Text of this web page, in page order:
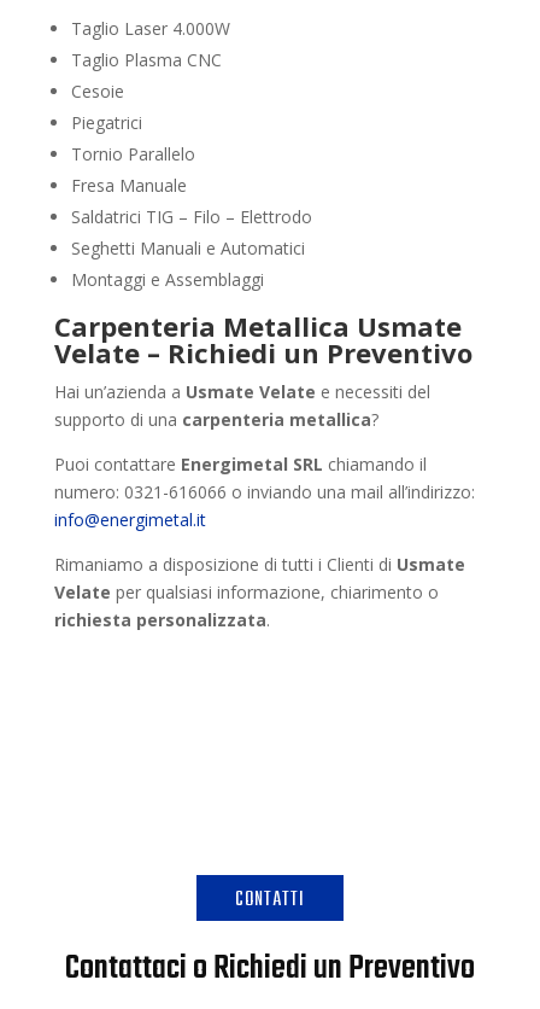
Taglio Laser 4.000W
Taglio Plasma CNC
Cesoie
Piegatrici
Tornio Parallelo
Fresa Manuale
Saldatrici TIG – Filo – Elettrodo
Seghetti Manuali e Automatici
Montaggi e Assemblaggi
Carpenteria Metallica Usmate
Velate – Richiedi un Preventivo
Hai un’azienda a Usmate Velate e necessiti del
supporto di una carpenteria metallica?
Puoi contattare Energimetal SRL chiamando il
numero: 0321-616066 o inviando una mail all’indirizzo:
info@energimetal.it
Rimaniamo a disposizione di tutti i Clienti di Usmate
Velate per qualsiasi informazione, chiarimento o
richiesta personalizzata.
CONTATTI
Contattaci o Richiedi un Preventivo